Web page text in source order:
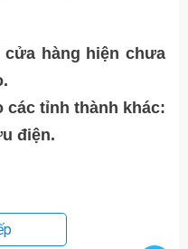
hàng hiện chưa
các tỉnh thành khác:
điện.